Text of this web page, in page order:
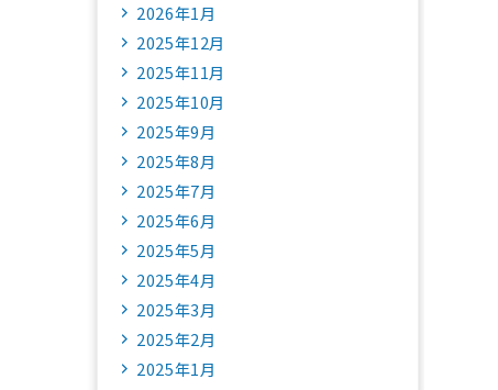
2026年1月
2025年12月
2025年11月
2025年10月
2025年9月
2025年8月
2025年7月
2025年6月
2025年5月
2025年4月
2025年3月
2025年2月
2025年1月